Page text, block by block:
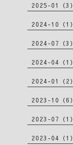
2025-01（3）
2024-10（1）
2024-07（3）
2024-04（1）
2024-01（2）
2023-10（6）
2023-07（1）
2023-04（1）